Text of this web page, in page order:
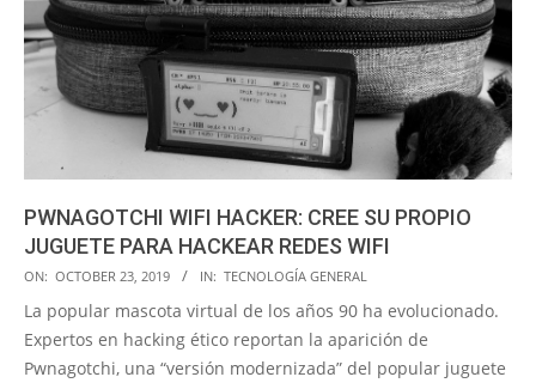
PWNAGOTCHI WIFI HACKER: CREE SU PROPIO
JUGUETE PARA HACKEAR REDES WIFI
2019-
10-
23
ON: OCTOBER 23, 2019 IN: TECNOLOGÍA GENERAL
La popular mascota virtual de los años 90 ha evolucionado.
Expertos en hacking ético reportan la aparición de
Pwnagotchi, una “versión modernizada” del popular juguete